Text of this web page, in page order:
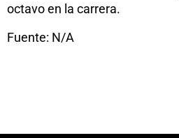
octavo en la carrera.
Fuente: N/A